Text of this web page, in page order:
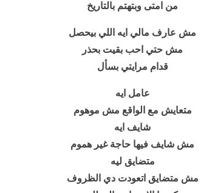
من امتى وبتهتم بالتاريخ
مش عارف مالي ايه اللي بيحصل
مش حتي احب بقيت بحذر
قدام مرايتي بسأل
عامل ايه
متعايش مع الواقع مش موهوم
شايف ايه
مش شايف فيها حاجة غير هموم
متضايق ليه
مش متضايق اتعودت دي الظروف